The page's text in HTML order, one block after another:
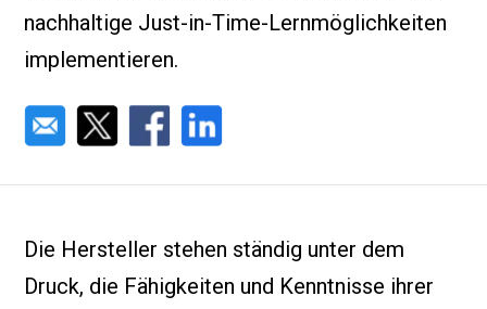
nachhaltige Just-in-Time-Lernmöglichkeiten
implementieren.
Die Hersteller stehen ständig unter dem
Druck, die Fähigkeiten und Kenntnisse ihrer